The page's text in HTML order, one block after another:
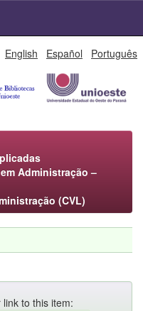
English Español Português
Administração –
(CVL)
to this item: